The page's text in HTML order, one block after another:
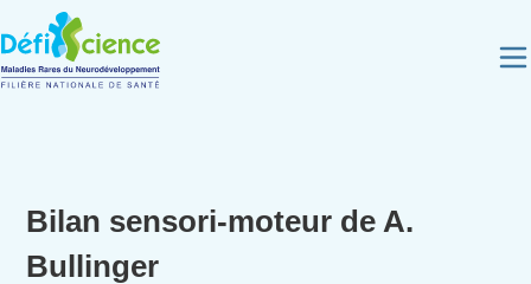
Bilan sensori-moteur de A.
Bullinger
Panneau de gestion des cookies